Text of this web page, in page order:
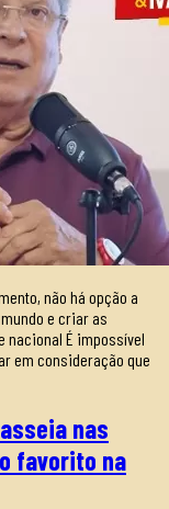
não há opção a
e criar as
nacional É impossível
em consideração que
nas
favorito na